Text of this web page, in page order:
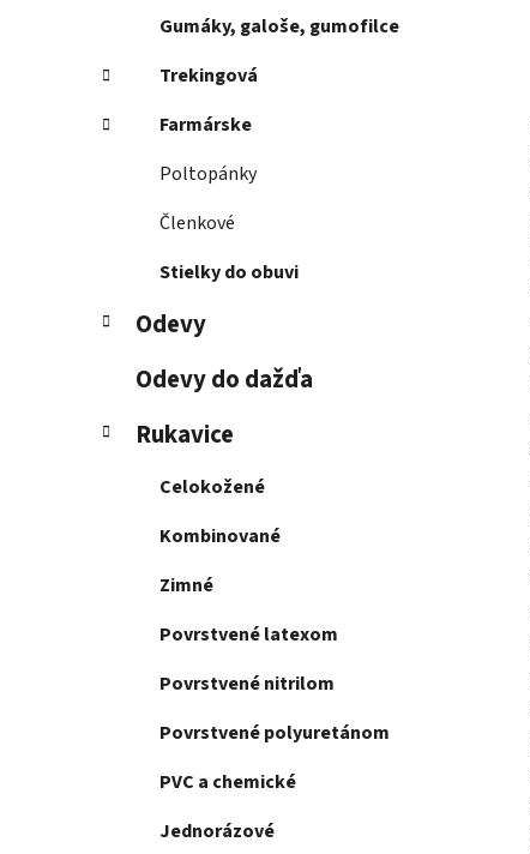
Gumáky, galoše, gumofilce
Trekingová
Farmárske
Poltopánky
Členkové
Stielky do obuvi
Odevy
Odevy do dažďa
Rukavice
Celokožené
Kombinované
Zimné
Povrstvené latexom
Povrstvené nitrilom
Povrstvené polyuretánom
PVC a chemické
Jednorázové